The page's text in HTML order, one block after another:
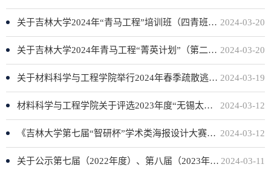
2024-03-20
关于吉林大学2024年“青马工程”培训班（四青班）学员遴选工作学院推荐人选的公示
2024-03-20
关于吉林大学2024年青马工程“菁英计划”（第二期）学员遴选工作学院推荐人选的公示
2024-03-19
关于材料科学与工程学院举行2024年春季疏散逃生和消防灭火演练的通知
2024-03-12
材料科学与工程学院关于评选2023年度“无锡太湖人才SK海力士系统集成奖学金”的通知
2024-03-12
《吉林大学第七届“智研杯”学术类海报设计大赛圆满落幕》
2024-03-11
关于公示第七届（2022年度）、第八届（2023年度）“吉林大学（力旺）精英本科生奖”拟推荐人员名单的通知